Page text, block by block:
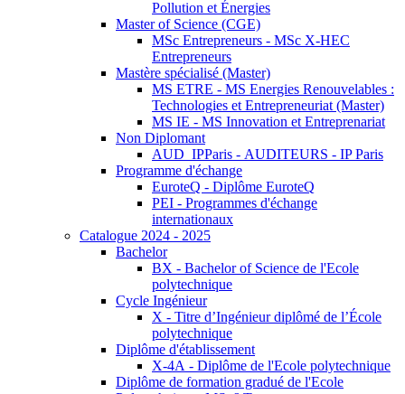
Pollution et Énergies
Master of Science (CGE)
MSc Entrepreneurs - MSc X-HEC
Entrepreneurs
Mastère spécialisé (Master)
MS ETRE - MS Energies Renouvelables :
Technologies et Entrepreneuriat (Master)
MS IE - MS Innovation et Entreprenariat
Non Diplomant
AUD_IPParis - AUDITEURS - IP Paris
Programme d'échange
EuroteQ - Diplôme EuroteQ
PEI - Programmes d'échange
internationaux
Catalogue 2024 - 2025
Bachelor
BX - Bachelor of Science de l'Ecole
polytechnique
Cycle Ingénieur
X - Titre d’Ingénieur diplômé de l’École
polytechnique
Diplôme d'établissement
X-4A - Diplôme de l'Ecole polytechnique
Diplôme de formation gradué de l'Ecole